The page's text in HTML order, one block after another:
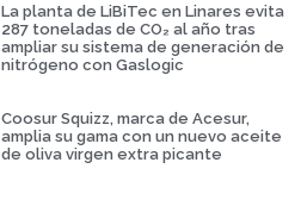
La planta de LiBiTec en Linares evita
287 toneladas de CO₂ al año tras
ampliar su sistema de generación de
nitrógeno con Gaslogic
Coosur Squizz, marca de Acesur,
amplia su gama con un nuevo aceite
de oliva virgen extra picante